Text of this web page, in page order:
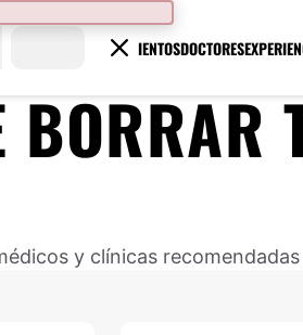
TRATAMIENTOSDOCTORES
BORRAR
y clínicas